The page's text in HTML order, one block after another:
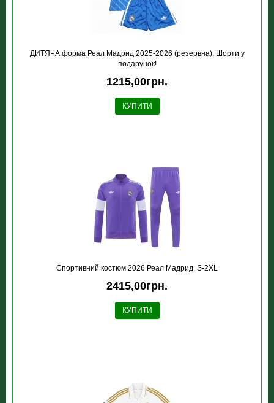
ДИТЯЧА форма Реал Мадрид 2025-2026 (резервна). Шорти у
подарунок!
1215,00грн.
КУПИТИ
Спортивний костюм 2026 Реал Мадрид, S-2XL
2415,00грн.
КУПИТИ